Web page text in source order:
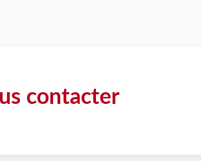
contacter